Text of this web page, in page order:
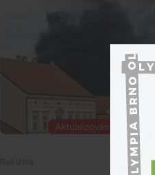
Aktualizováno 27.